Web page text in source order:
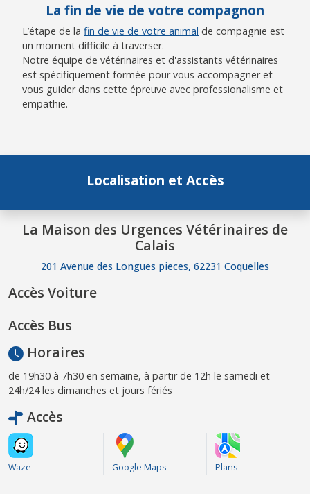
La fin de vie de votre compagnon
L’étape de la fin de vie de votre animal de compagnie est
un moment difficile à traverser.
Notre équipe de vétérinaires et d'assistants vétérinaires
est spécifiquement formée pour vous accompagner et
vous guider dans cette épreuve avec professionalisme et
empathie.
Localisation et Accès
La Maison des Urgences Vétérinaires de
Calais
201 Avenue des Longues pieces, 62231 Coquelles
Accès Voiture
Accès Bus
Horaires
de 19h30 à 7h30 en semaine, à partir de 12h le samedi et
24h/24 les dimanches et jours fériés
Accès
Waze Google Maps Plans